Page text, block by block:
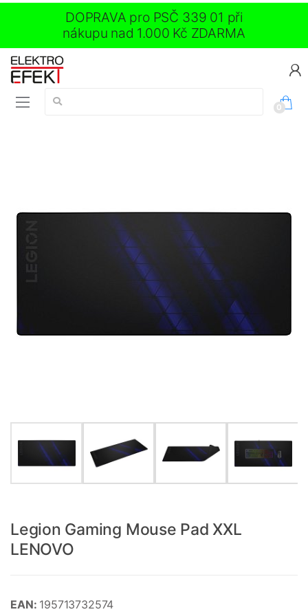
DOPRAVA pro PSČ 339 01 při
nákupu nad 1.000 Kč ZDARMA
Vyhledávání:
0
Legion Gaming Mouse Pad XXL
LENOVO
EAN: 195713732574